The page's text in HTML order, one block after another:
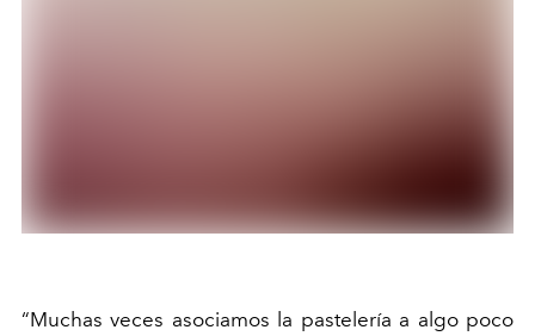
“Muchas veces asociamos la pastelería a algo poco